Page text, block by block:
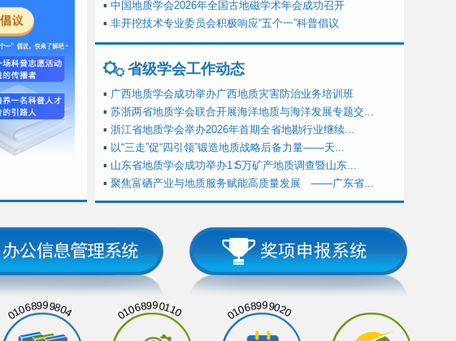
▪ 中国地质学会2026年全国古地磁学术年会成功召开
▪ 非开挖技术专业委员会积极响应“五个一”科普倡议
省级学会工作动态
▪ 广西地质学会成功举办广西地质灾害防治业务培训班
▪ 苏浙两省地质学会联合开展海洋地质与海洋发展专题交...
▪ 浙江省地质学会举办2026年首期全省地勘行业继续...
▪ 以“三走”促“四引领”锻造地质战略后备力量——天...
▪ 山东省地质学会成功举办1∶5万矿产地质调查暨山东...
▪ 聚焦富硒产业与地质服务赋能高质量发展 ——广东省...
01068999804 01068990110 01068999020